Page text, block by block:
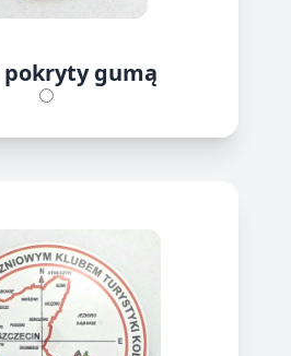
gumą